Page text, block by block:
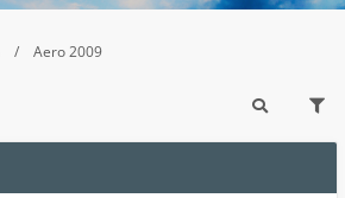
Aero 2009